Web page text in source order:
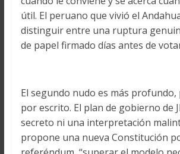
útil. El peruano que vivió el
distinguir entre una ruptura
de papel firmado días antes de
El segundo nudo es más
por escrito. El plan de gobierno de
secreto ni una interpretación
propone una nueva Constitución